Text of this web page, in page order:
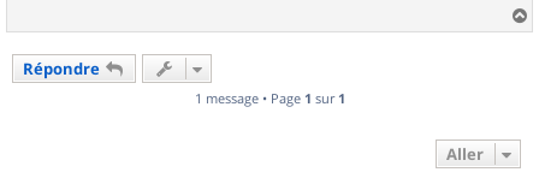
a
Répondre
1 message • Page 1 sur 1
Aller